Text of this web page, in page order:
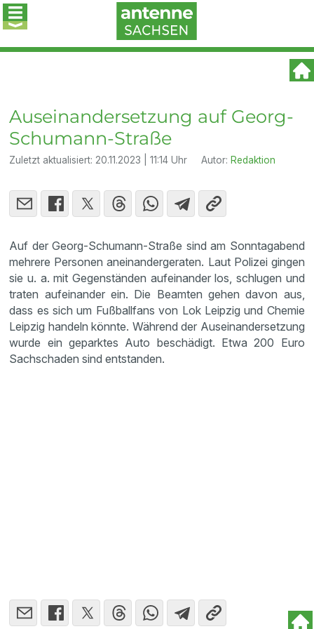
Auseinandersetzung auf Georg-
Schumann-Straße
Zuletzt aktualisiert: 20.11.2023 | 11:14 Uhr Autor: Redaktion
Auf der Georg-Schumann-Straße sind am Sonntagabend
mehrere Personen aneinandergeraten. Laut Polizei gingen
sie u. a. mit Gegenständen aufeinander los, schlugen und
traten aufeinander ein. Die Beamten gehen davon aus,
dass es sich um Fußballfans von Lok Leipzig und Chemie
Leipzig handeln könnte. Während der Auseinandersetzung
wurde ein geparktes Auto beschädigt. Etwa 200 Euro
Sachschaden sind entstanden.